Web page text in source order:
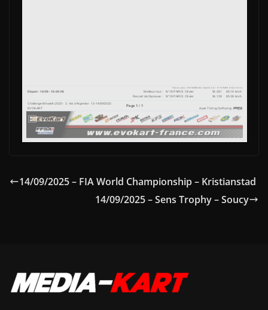
14/09/2025 – FIA World Championship – Kristianstad
14/09/2025 – Sens Trophy – Soucy